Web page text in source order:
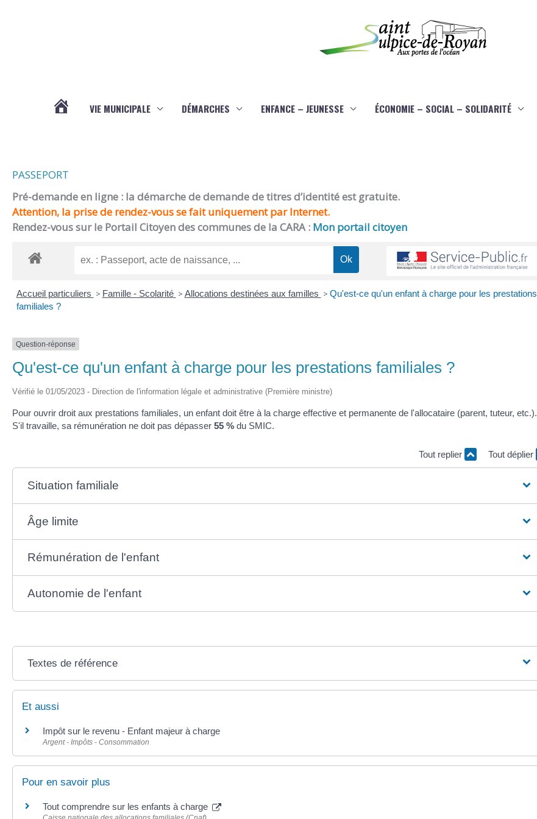
VIE MUNICIPALE DÉMARCHES ENFANCE – JEUNESSE ÉCONOMIE – SOCIAL – SOLIDARITÉ
PASSEPORT
Pré-demande en ligne : la démarche de demande de titres d’identité est gratuite.
Attention, la prise de rendez-vous se fait uniquement par Internet.
Rendez-vous sur le Portail Citoyen des communes de la CARA : Mon portail citoyen
Accueil particuliers > Famille - Scolarité > Allocations destinées aux familles > Qu'est-ce qu'un enfant à charge pour les prestations
familiales ?
Question-réponse
Qu'est-ce qu'un enfant à charge pour les prestations familiales ?
Vérifié le 01/05/2023 - Direction de l'information légale et administrative (Première ministre)
Pour ouvrir droit aux prestations familiales, un enfant doit être à la charge effective et permanente de l'allocataire (parent, tuteur, etc.).
S'il travaille, sa rémunération ne doit pas dépasser 55 % du SMIC.
Tout replier Tout déplier
Situation familiale
Âge limite
Rémunération de l'enfant
Autonomie de l'enfant
Textes de référence
Et aussi
Impôt sur le revenu - Enfant majeur à charge
Argent - Impôts - Consommation
Pour en savoir plus
Tout comprendre sur les enfants à charge